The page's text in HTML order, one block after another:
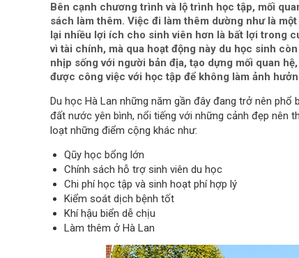
Bên cạnh chương trình và lộ trình học tập, mối
sách làm thêm. Việc đi làm thêm dường như là
lại nhiều lợi ích cho sinh viên hơn là bất lợi trong
vì tài chính, mà qua hoạt động này du học sinh
nhịp sống với người bản địa, tạo dựng mối quan
được công việc với học tập để không làm ảnh
Du học Hà Lan những năm gần đây đang trở nên phổ
đất nước yên bình, nổi tiếng với những cảnh đẹp nên
loạt những điểm cộng khác như:
Qũy học bổng lớn
Chính sách hỗ trợ sinh viên du học
Chi phí học tập và sinh hoạt phí hợp lý
Kiểm soát dịch bệnh tốt
Khí hậu biển dễ chịu
Làm thêm ở Hà Lan